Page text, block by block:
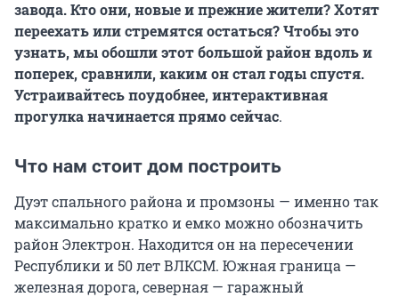
завода. Кто они, новые и прежние жители? Хотят
переехать или стремятся остаться? Чтобы это
узнать, мы обошли этот большой район вдоль и
поперек, сравнили, каким он стал годы спустя.
Устраивайтесь поудобнее, интерактивная
прогулка начинается прямо сейчас.
Что нам стоит дом построить
Дуэт спального района и промзоны — именно так
максимально кратко и емко можно обозначить
район Электрон. Находится он на пересечении
Республики и 50 лет ВЛКСМ. Южная граница —
железная дорога, северная — гаражный